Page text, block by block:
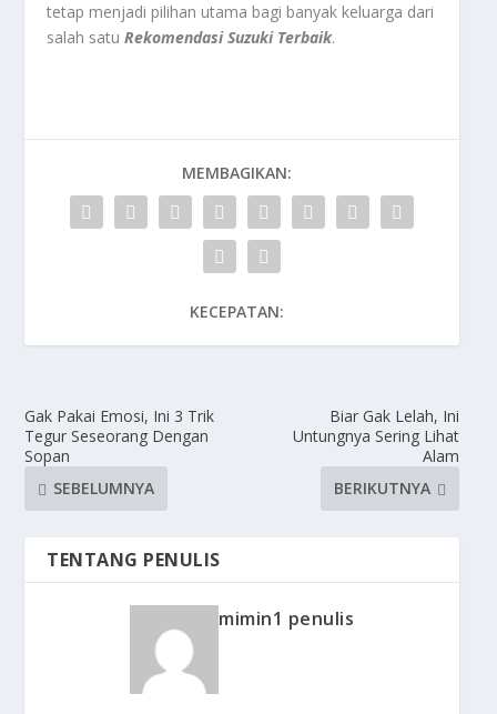
tetap menjadi pilihan utama bagi banyak keluarga dari
salah satuRekomendasi Suzuki Terbaik.
MEMBAGIKAN:
KECEPATAN:
Gak Pakai Emosi, Ini 3 Trik
Tegur Seseorang Dengan
Sopan
SEBELUMNYA
Biar Gak Lelah, Ini
Untungnya Sering Lihat
Alam
BERIKUTNYA
TENTANG PENULIS
mimin1 penulis